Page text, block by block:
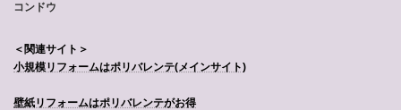
コンドウ
＜関連サイト＞
小規模リフォームはポリバレンテ(メインサイト)
壁紙リフォームはポリバレンテがお得